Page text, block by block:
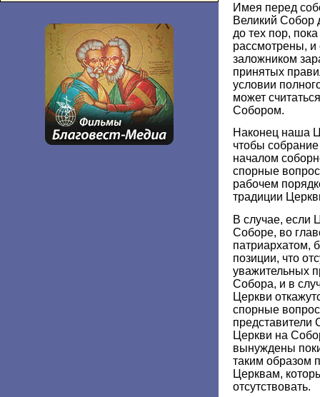
Имея перед
Великий Собор
до тех пор,
рассмотрены, и
заложником
принятых
условии
может
Собором.
Наконец наша
чтобы
началом
спорные
рабочем
традиции
В случае, если
Соборе, во
патриархатом,
позиции, что
уважительных
Собора, и в
Церкви
спорные
представители
Церкви на
вынуждены
таким образом
Церквам,
отсутствовать.